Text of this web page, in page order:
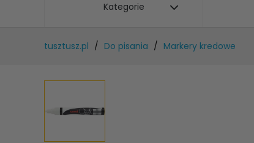
Kategorie
tusztusz.pl Do pisania Markery kredowe